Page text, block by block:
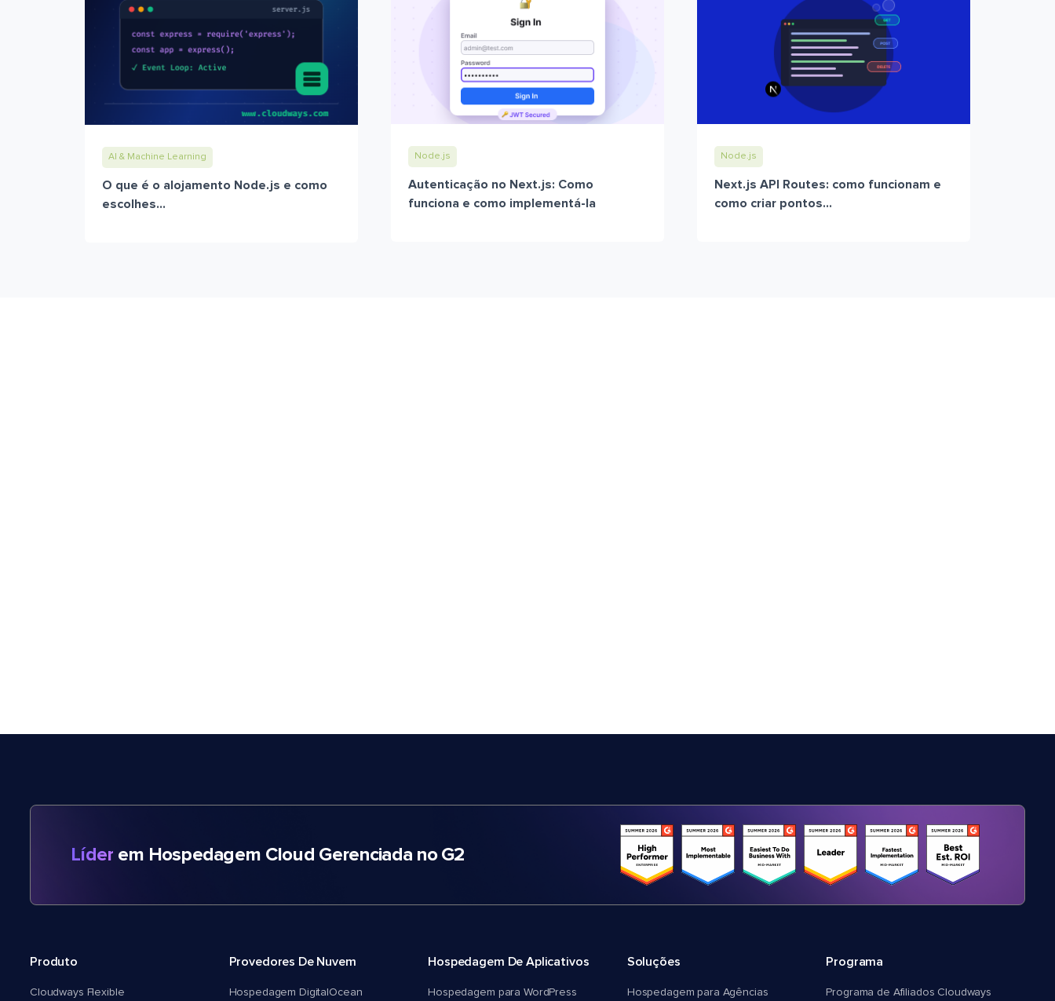
AI & Machine Learning
O que é o alojamento Node.js e como
escolhes...
Node.js
Autenticação no Next.js: Como
funciona e como implementá-la
Node.js
Next.js API Routes: como funcionam e
como criar pontos...
Líder em Hospedagem Cloud Gerenciada no G2
Produto
Cloudways Flexible
Provedores De Nuvem
Hospedagem DigitalOcean
Hospedagem De Aplicativos
Hospedagem para WordPress
Soluções
Hospedagem para Agências
Programa
Programa de Afiliados Cloudways